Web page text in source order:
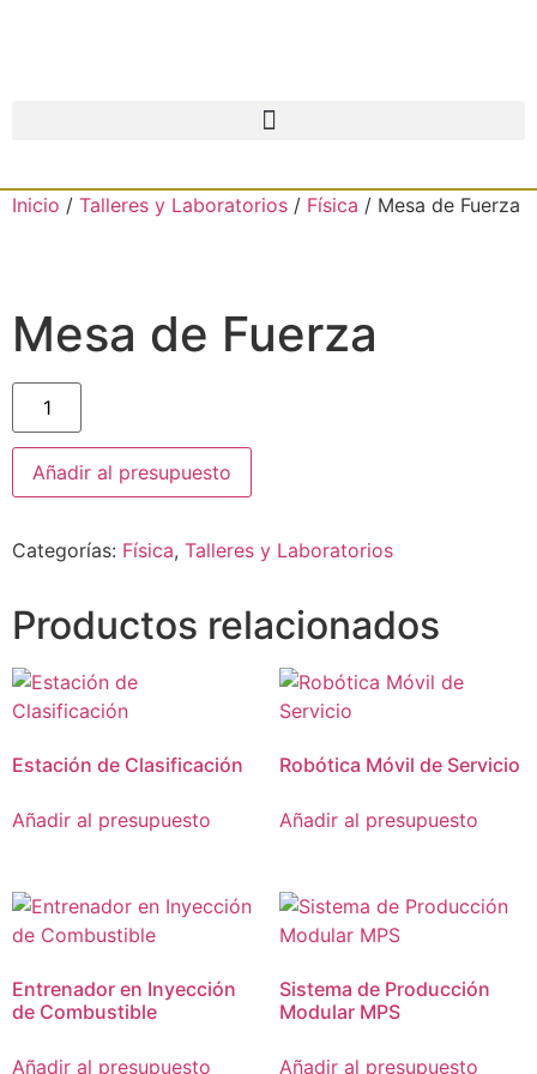
Inicio / Talleres y Laboratorios / Física / Mesa de Fuerza
Mesa de Fuerza
Añadir al presupuesto
Categorías: Física, Talleres y Laboratorios
Productos relacionados
Estación de Clasificación
Añadir al presupuesto
Robótica Móvil de Servicio
Añadir al presupuesto
Entrenador en Inyección
de Combustible
Añadir al presupuesto
Sistema de Producción
Modular MPS
Añadir al presupuesto